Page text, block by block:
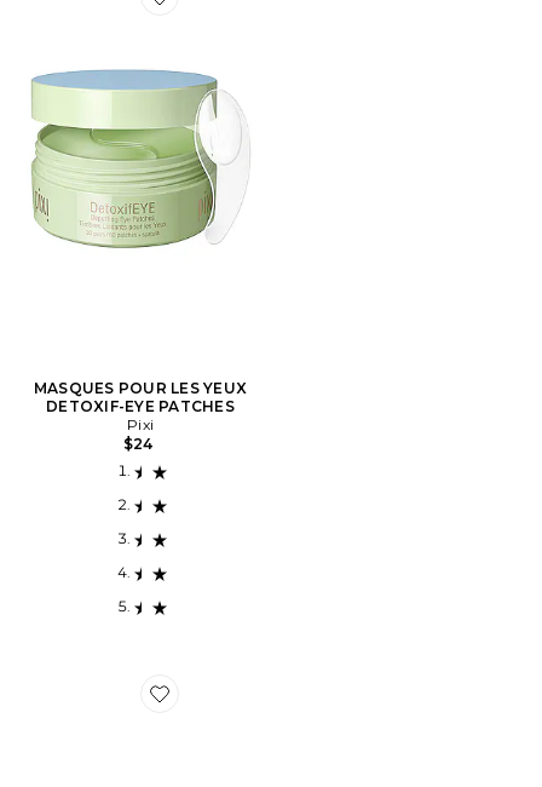
Favorite MASQUES POUR LES YEUX DETOXIF-EYE
MASQUES POUR LES YEUX
DETOXIF-EYE PATCHES
Pixi
$24
Favorite LOT DE SOINS DE LA PEAU FULL-SIZE